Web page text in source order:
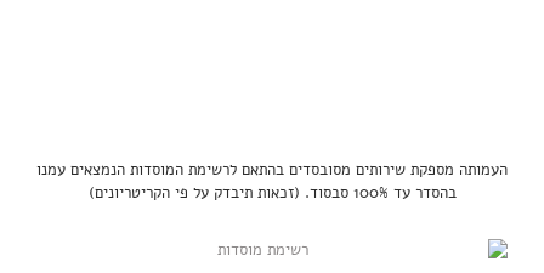
העמותה מספקת שירותים מסובסדים בהתאם לרשימת המוסדות הנמצאים עמנו
בהסדר עד 100% סבסוד. (זכאות תיבדק על פי הקריטריונים)